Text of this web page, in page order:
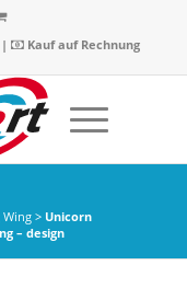
Kauf auf Rechnung
Wing> Unicorn
– design